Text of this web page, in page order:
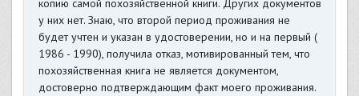
копию самой похозяйственной книги. Других документов
у них нет. Знаю, что второй период проживания не
будет учтен и указан в удостоверении, но и на первый (
1986 - 1990), получила отказ, мотивированный тем, что
похозяйственная книга не является документом,
достоверно подтверждающим факт моего проживания.